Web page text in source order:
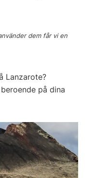
dem får vi en
Lanzarote?
på dina